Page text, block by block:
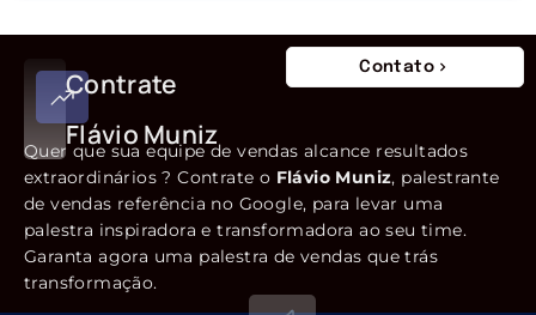
Contrate
Flávio Muniz
Contato
Quer que sua equipe de vendas alcance resultados
extraordinários ? Contrate o Flávio Muniz, palestrante
de vendas referência no Google, para levar uma
palestra inspiradora e transformadora ao seu time.
Garanta agora uma palestra de vendas que trás
transformação.